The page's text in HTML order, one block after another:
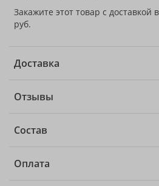
Закажите этот товар с доставкой
руб.
Доставка
Отзывы
Состав
Оплата